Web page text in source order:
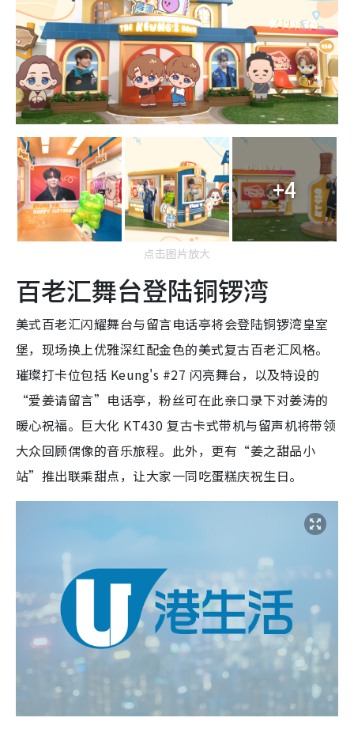
+4
点击图片放大
百老汇舞台登陆铜锣湾
美式百老汇闪耀舞台与留言电话亭将会登陆铜锣湾皇室
堡，现场换上优雅深红配金色的美式复古百老汇风格。
璀璨打卡位包括 Keung's #27 闪亮舞台，以及特设的
“爱姜请留言”电话亭，粉丝可在此亲口录下对姜涛的
暖心祝福。巨大化 KT430 复古卡式带机与留声机将带领
大众回顾偶像的音乐旅程。此外，更有“姜之甜品小
站”推出联乘甜点，让大家一同吃蛋糕庆祝生日。